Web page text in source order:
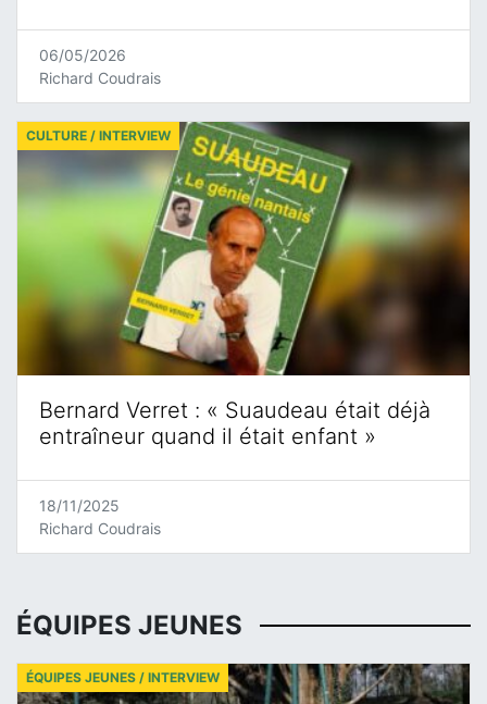
06/05/2026
Richard Coudrais
Bernard Verret : « Suaudeau était déjà
entraîneur quand il était enfant »
CULTURE / INTERVIEW
18/11/2025
Richard Coudrais
ÉQUIPES JEUNES
ÉQUIPES JEUNES / INTERVIEW